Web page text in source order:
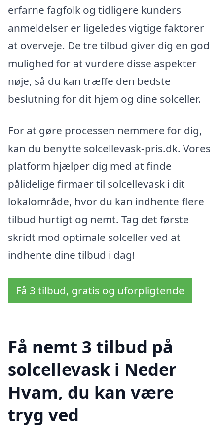
erfarne fagfolk og tidligere kunders
anmeldelser er ligeledes vigtige faktorer
at overveje. De tre tilbud giver dig en god
mulighed for at vurdere disse aspekter
nøje, så du kan træffe den bedste
beslutning for dit hjem og dine solceller.
For at gøre processen nemmere for dig,
kan du benytte solcellevask-pris.dk. Vores
platform hjælper dig med at finde
pålidelige firmaer til solcellevask i dit
lokalområde, hvor du kan indhente flere
tilbud hurtigt og nemt. Tag det første
skridt mod optimale solceller ved at
indhente dine tilbud i dag!
Få 3 tilbud, gratis og uforpligtende
Få nemt 3 tilbud på
solcellevask i Neder
Hvam, du kan være
tryg ved